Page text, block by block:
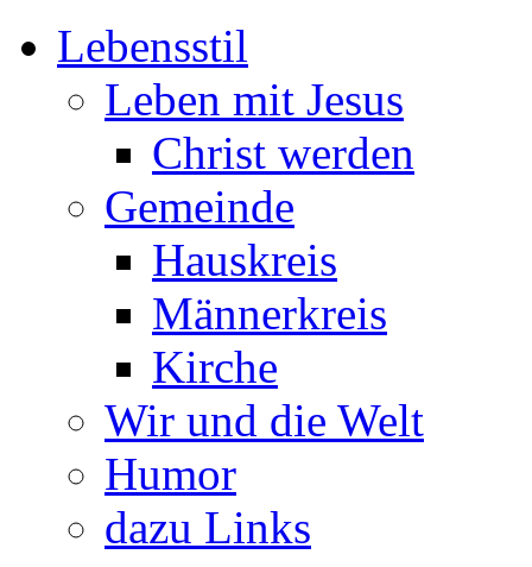
Lebensstil
Leben mit Jesus
Christ werden
Gemeinde
Hauskreis
Männerkreis
Kirche
Wir und die Welt
Humor
dazu Links